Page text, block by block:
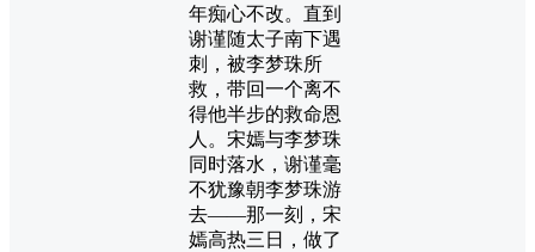
年痴心不改。直到
谢谨随太子南下遇
刺，被李梦珠所
救，带回一个离不
得他半步的救命恩
人。宋嫣与李梦珠
同时落水，谢谨毫
不犹豫朝李梦珠游
去——那一刻，宋
嫣高热三日，做了